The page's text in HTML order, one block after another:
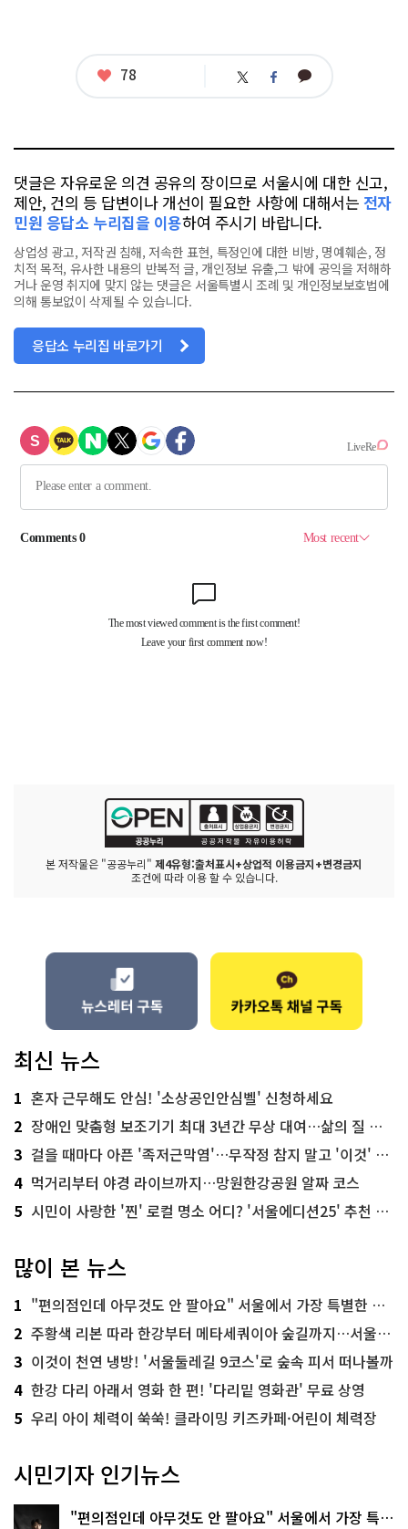
좋
78 트 페 카
댓글은 자유로운 의견 공유의 장이므로 서울시에 대한 신고,
제안, 건의 등 답변이나 개선이 필요한 사항에 대해서는 전자
민원 응답소 누리집을 이용하여 주시기 바랍니다.
상업성 광고, 저작권 침해, 저속한 표현, 특정인에 대한 비방, 명예훼손, 정
치적 목적, 유사한 내용의 반복적 글, 개인정보 유출,그 밖에 공익을 저해하
거나 운영 취지에 맞지 않는 댓글은 서울특별시 조례 및 개인정보보호법에
의해 통보없이 삭제될 수 있습니다.
응답소 누리집 바로가기
본 저작물은 "공공누리" 제4유형:출처표시+상업적 이용금지+변경금지
조건에 따라 이용 할 수 있습니다.
최신 뉴스
1 혼자 근무해도 안심! '소상공인안심벨' 신청하세요
2 장애인 맞춤형 보조기기 최대 3년간 무상 대여…삶의 질 높인다
3 걸을 때마다 아픈 '족저근막염'…무작정 참지 말고 '이것' 해보세요!
4 먹거리부터 야경 라이브까지…망원한강공원 알짜 코스
5 시민이 사랑한 '찐' 로컬 명소 어디? '서울에디션25' 추천 코스
많이 본 뉴스
1 "편의점인데 아무것도 안 팔아요" 서울에서 가장 특별한 편의점의 정체
2 주황색 리본 따라 한강부터 메타세쿼이아 숲길까지…서울둘레길 15코스
3 이것이 천연 냉방! '서울둘레길 9코스'로 숲속 피서 떠나볼까
4 한강 다리 아래서 영화 한 편! '다리밑 영화관' 무료 상영
5 우리 아이 체력이 쑥쑥! 클라이밍 키즈카페·어린이 체력장
시민기자 인기뉴스
"편의점인데 아무것도 안 팔아요" 서울에서 가장 특별